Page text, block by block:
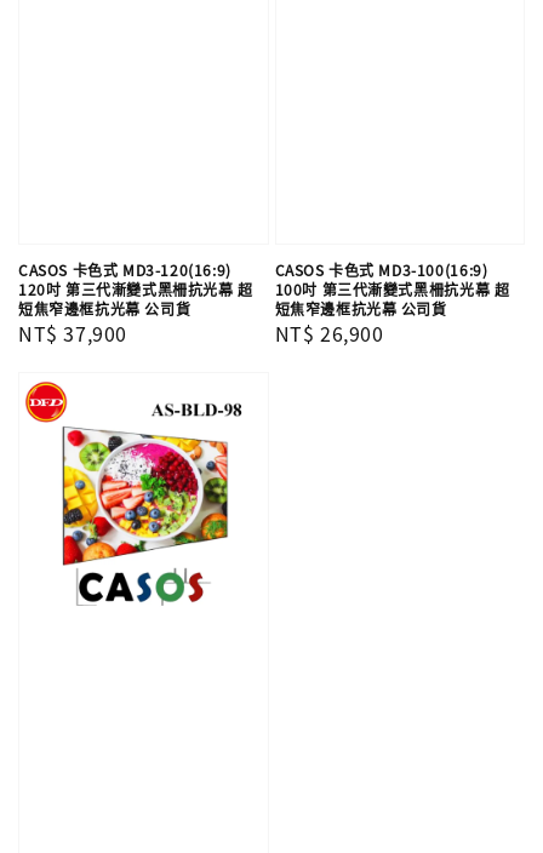
CASOS 卡色式 MD3-120(16:9)
120吋 第三代漸變式黑柵抗光幕 超
短焦窄邊框抗光幕 公司貨
Regular
NT$ 37,900
CASOS 卡色式 MD3-100(16:9)
100吋 第三代漸變式黑柵抗光幕 超
短焦窄邊框抗光幕 公司貨
Regular
NT$ 26,900